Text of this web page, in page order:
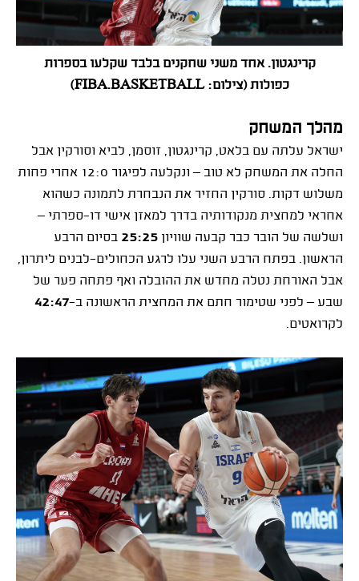
קרינגטון. אחד משני שחקנים בלבד שקלעו בספרות
כפולות(צילום: FIBA.BASKETBALL)
מהלך המשחק
ישראל עלתה עם בלאט, קרינגטון, זוסמן, לביא וסורקין אבל
החלה את המשחק לא טוב – ונקלעה לפיגור 12:0 אחרי פחות
משלוש דקות. סורקין החזיר את הנבחרת לתמונה כשהוא
אחראי למחצית מנקודותיה בדרך למאזן אישי דו־ספרתי –
ושלשה של הובר כבר קבעה שוויון 25:25 בסיום הרבע
הראשון. בפתח הרבע השני עלו לרגע הכחולים־לבנים ליתרון,
אבל האורחת נטלה מחדש את ההובלה ואף פתחה פער של
שבע – לפני שטימור חתם את המחצית הראשונה ב־42:47
לקרואטים.